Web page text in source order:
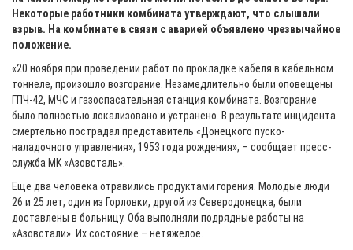
Некоторые работники комбината утверждают, что слышали
взрыв. На комбинате в связи с аварией объявлено чрезвычайное
положение.
«20 ноября при проведении работ по прокладке кабеля в кабельном
тоннеле, произошло возгорание. Незамедлительно были оповещены
ГПЧ-42, МЧС и газоспасательная станция комбината. Возгорание
было полностью локализовано и устранено. В результате инцидента
смертельно пострадал представитель «Донецкого пуско-
наладочного управления», 1953 года рождения», – сообщает пресс-
служба МК «Азовсталь».
Еще два человека отравились продуктами горения. Молодые люди
26 и 25 лет, один из Горловки, другой из Северодонецка, были
доставлены в больницу. Оба выполняли подрядные работы на
«Азовстали». Их состояние – нетяжелое.